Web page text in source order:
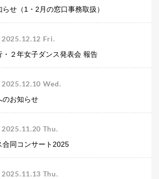
へ
せ（1・2月の窓口事務取扱）
2025.12.12 Fri.
・２年女子ダンス発表会 報告
2025.12.10 Wed.
のお知らせ
2025.11.20 Thu.
合同コンサート2025
2025.11.13 Thu.